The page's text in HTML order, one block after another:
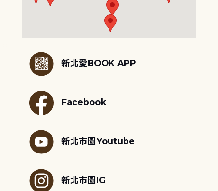
新北愛BOOK APP
Facebook
新北市圖Youtube
新北市圖IG